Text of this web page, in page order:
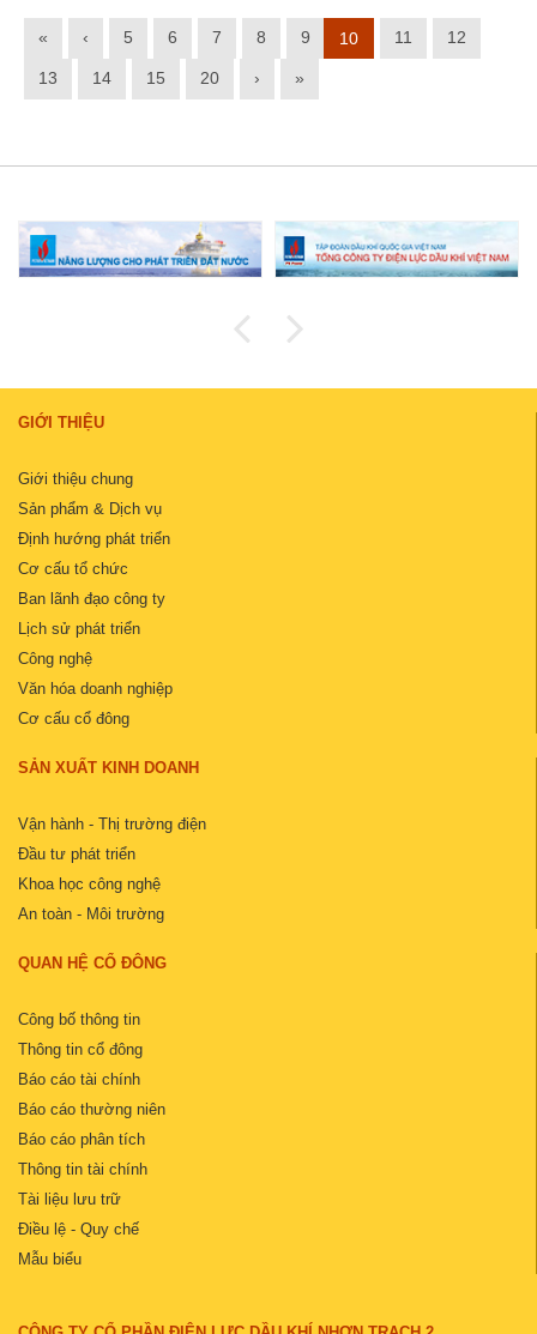
« ‹ 5 6 7 8 9 10 11 12
13 14 15 20 › »
GIỚI THIỆU
Giới thiệu chung
Sản phẩm & Dịch vụ
Định hướng phát triển
Cơ cấu tổ chức
Ban lãnh đạo công ty
Lịch sử phát triển
Công nghệ
Văn hóa doanh nghiệp
Cơ cấu cổ đông
SẢN XUẤT KINH DOANH
Vận hành - Thị trường điện
Đầu tư phát triển
Khoa học công nghệ
An toàn - Môi trường
QUAN HỆ CỔ ĐÔNG
Công bố thông tin
Thông tin cổ đông
Báo cáo tài chính
Báo cáo thường niên
Báo cáo phân tích
Thông tin tài chính
Tài liệu lưu trữ
Điều lệ - Quy chế
Mẫu biểu